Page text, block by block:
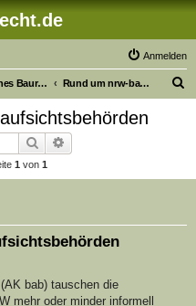
Anmelden
Öffentliches Baurecht in Nordrhein-Westfalen Rund um nrw-baurecht.de
Suche
1 von 1
bab) tauschen die
mehr oder minder informell